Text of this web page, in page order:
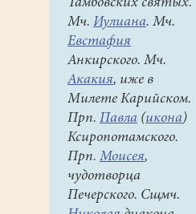
иммунохимии.
возрасте
принял
крещение
оставил
научную
Тамбовских святых.
Мч. Иулиана. Мч.
Евстафия
Анкирского. Мч.
Акакия, иже в
Милете Карийском.
Прп. Павла (икона)
Ксиропотамского.
Прп. Моисея,
чудотворца
Печерского. Сщмч.